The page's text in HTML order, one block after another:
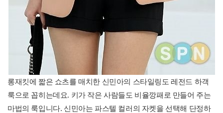
롱재킷에 짧은 쇼츠를 매치한 신민아의 스타일링도 레전드 하객
룩으로 꼽히는데요. 키가 작은 사람들도 비율깡패로 만들어 주는
마법의 룩입니다. 신민아는 파스텔 컬러의 자켓을 선택해 단정하